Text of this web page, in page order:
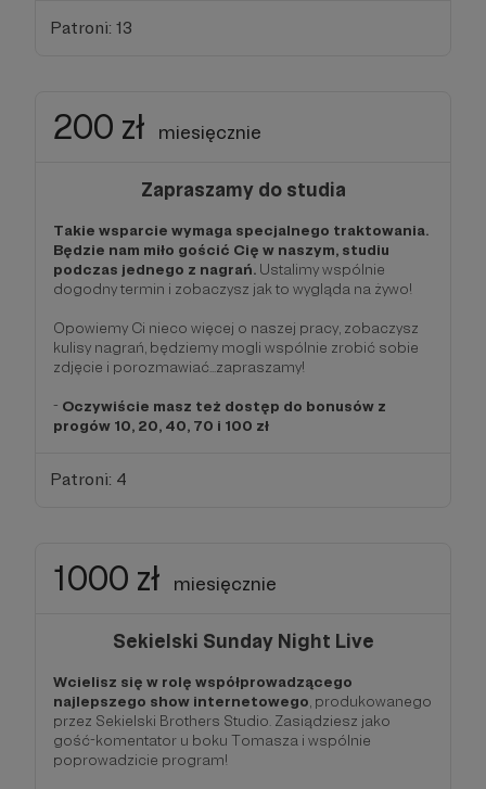
Patroni: 13
200 zł miesięcznie
Zapraszamy do studia
Takie wsparcie wymaga specjalnego traktowania.
Będzie nam miło gościć Cię w naszym, studiu
podczas jednego z nagrań. Ustalimy wspólnie
dogodny termin i zobaczysz jak to wygląda na żywo!
Opowiemy Ci nieco więcej o naszej pracy, zobaczysz
kulisy nagrań, będziemy mogli wspólnie zrobić sobie
zdjęcie i porozmawiać...zapraszamy!
- Oczywiście masz też dostęp do bonusów z
progów 10, 20, 40, 70 i 100 zł
Patroni: 4
1000 zł miesięcznie
Sekielski Sunday Night Live
Wcielisz się w rolę współprowadzącego
najlepszego show internetowego , produkowanego
przez Sekielski Brothers Studio. Zasiądziesz jako
gość-komentator u boku Tomasza i wspólnie
poprowadzicie program!